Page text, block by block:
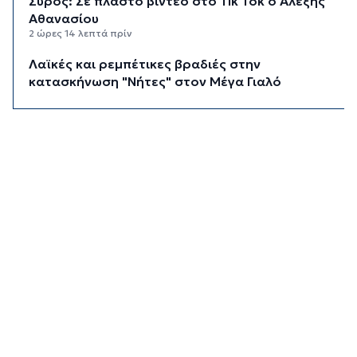
Αθανασίου
2 ώρες 14 λεπτά πρίν
Λαϊκές και ρεμπέτικες βραδιές στην
κατασκήνωση "Νήτες" στον Μέγα Γιαλό